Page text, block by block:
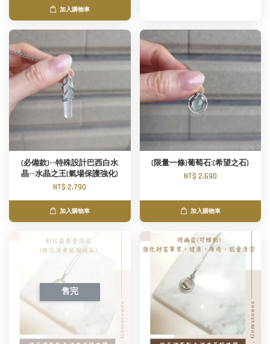
加入購物車
(必備款)--特殊設計巴西白水
晶--水晶之王(氣場保護強化)
NT$ 2,790
加入購物車
(限量一條)葡萄石:(希望之石)
NT$ 2,690
加入購物車
售完